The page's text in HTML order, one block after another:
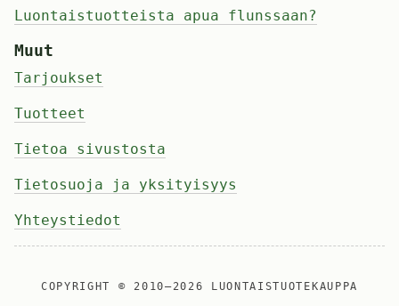
Luontaistuotteista apua flunssaan?
Muut
Tarjoukset
Tuotteet
Tietoa sivustosta
Tietosuoja ja yksityisyys
Yhteystiedot
COPYRIGHT © 2010—2026 LUONTAISTUOTEKAUPPA